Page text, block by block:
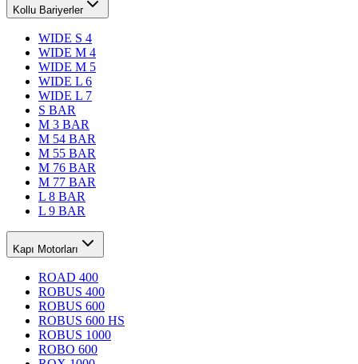
Kollu Bariyerler
WIDE S 4
WIDE M 4
WIDE M 5
WIDE L 6
WIDE L 7
S BAR
M 3 BAR
M 54 BAR
M 55 BAR
M 76 BAR
M 77 BAR
L 8 BAR
L 9 BAR
Kapı Motorları
ROAD 400
ROBUS 400
ROBUS 600
ROBUS 600 HS
ROBUS 1000
ROBO 600